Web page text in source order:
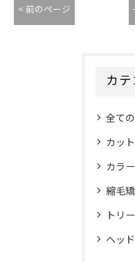
< 前のページ
カテ
全て
カット
カラー
縮毛
トリ
ヘッ